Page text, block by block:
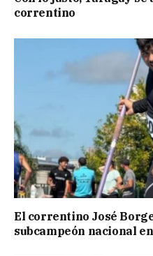
correntino
El correntino José
subcampeón nacional